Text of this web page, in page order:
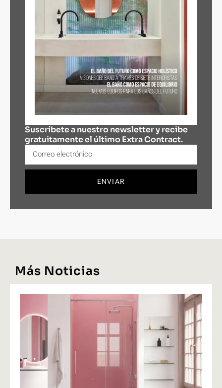
Suscríbete a nuestro newsletter y recibe
gratuitamente el último Extra Contract.
ENVIAR
Más Noticias